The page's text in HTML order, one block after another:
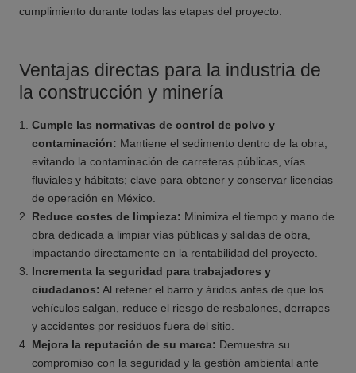
cumplimiento durante todas las etapas del proyecto.
Ventajas directas para la industria de
la construcción y minería
Cumple las normativas de control de polvo y
contaminación: Mantiene el sedimento dentro de la obra,
evitando la contaminación de carreteras públicas, vías
fluviales y hábitats; clave para obtener y conservar licencias
de operación en México.
Reduce costes de limpieza: Minimiza el tiempo y mano de
obra dedicada a limpiar vías públicas y salidas de obra,
impactando directamente en la rentabilidad del proyecto.
Incrementa la seguridad para trabajadores y
ciudadanos: Al retener el barro y áridos antes de que los
vehículos salgan, reduce el riesgo de resbalones, derrapes
y accidentes por residuos fuera del sitio.
Mejora la reputación de su marca: Demuestra su
compromiso con la seguridad y la gestión ambiental ante